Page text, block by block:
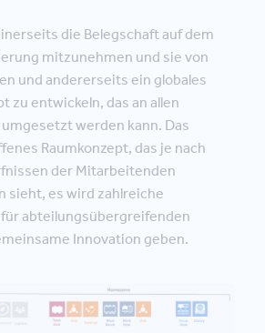
die Belegschaft auf dem
mitzunehmen und sie von
und andererseits ein globales
zu entwickeln, das an allen
umgesetzt werden kann. Das
Raumkonzept, das je nach
der Mitarbeitenden
sieht, es wird zahlreiche
abteilungsübergreifenden
Innovation geben.